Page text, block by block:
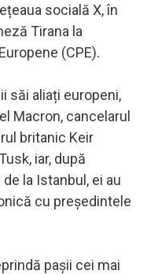
socială X, în
Tirana la
(CPE).
săi aliați europeni,
Macron, cancelarul
britanic Keir
iar, după
la Istanbul, ei au
cu președintele
pașii cei mai